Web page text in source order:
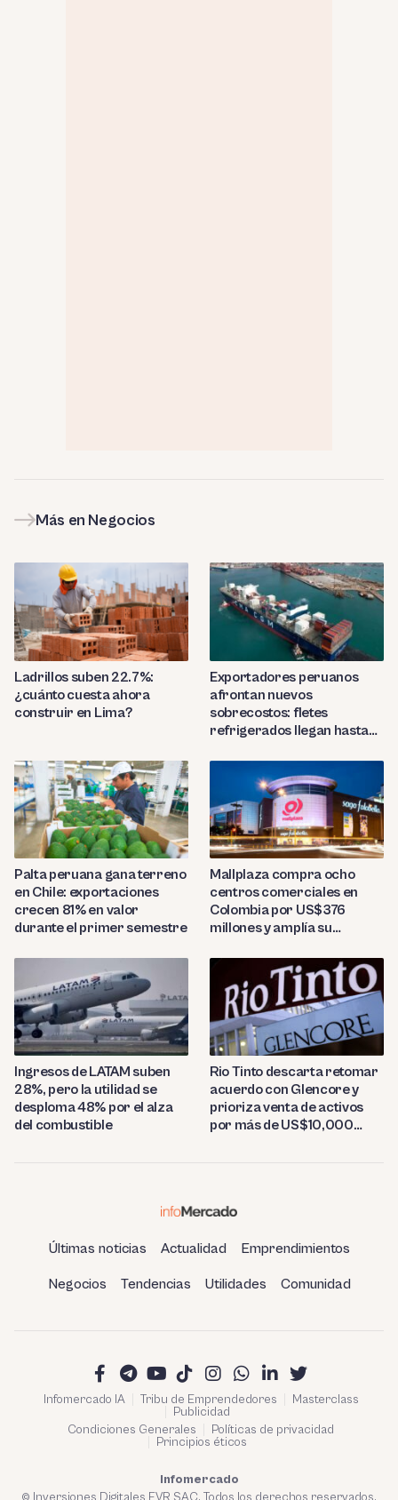
Más en Negocios
Ladrillos suben 22.7%:
¿cuánto cuesta ahora
construir en Lima?
Exportadores peruanos
afrontan nuevos
sobrecostos: fletes
refrigerados llegan hasta
Palta peruana gana terreno
en Chile: exportaciones
crecen 81% en valor
durante el primer semestre
Mallplaza compra ocho
centros comerciales en
Colombia por US$376
millones y amplía su
Ingresos de LATAM suben
28%, pero la utilidad se
desploma 48% por el alza
del combustible
Rio Tinto descarta retomar
acuerdo con Glencore y
prioriza venta de activos
por más de US$10,000
Últimas noticias Actualidad Emprendimientos
Negocios Tendencias Utilidades Comunidad
Infomercado IA Tribu de Emprendedores
Masterclass
Publicidad
Condiciones Generales
Políticas de privacidad
Principios éticos
Infomercado